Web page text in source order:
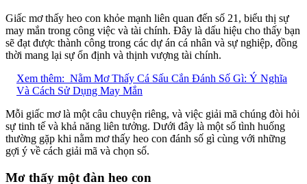
Giấc mơ thấy heo con khỏe mạnh liên quan đến số 21, biểu thị sự
may mắn trong công việc và tài chính. Đây là dấu hiệu cho thấy bạn
sẽ đạt được thành công trong các dự án cá nhân và sự nghiệp, đồng
thời mang lại sự ổn định và thịnh vượng tài chính.
Xem thêm: Nằm Mơ Thấy Cá Sấu Cắn Đánh Số Gì: Ý Nghĩa
Và Cách Sử Dụng May Mắn
Mỗi giấc mơ là một câu chuyện riêng, và việc giải mã chúng đòi hỏi
sự tinh tế và khả năng liên tưởng. Dưới đây là một số tình huống
thường gặp khi nằm mơ thấy heo con đánh số gì cùng với những
gợi ý về cách giải mã và chọn số.
Mơ thấy một đàn heo con